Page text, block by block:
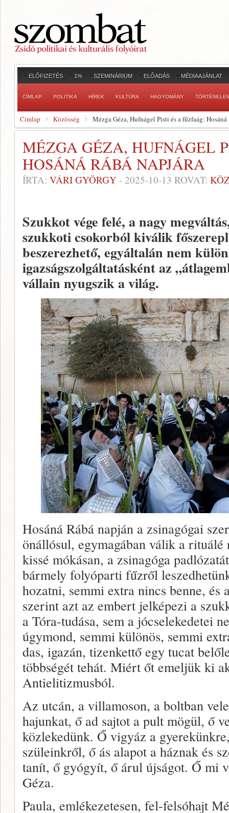
ELŐFIZETÉS 1% SZEMINÁRIUM ELŐADÁS MÉDIAAJÁNLAT
CÍMLAP POLITIKA HÍREK KULTÚRA HAGYOMÁNY
Címlap Közösség Mézga Géza, Hufnágel Pisti és a fűzfaág: Hosáná
MÉZGA GÉZA, HUFNÁGEL
HOSÁNÁ RÁBÁ NAPJÁRA
ÍRTA: VÁRI GYÖRGY - 2025-10-13 ROVAT:
Szukkot vége felé, a nagy
szukkoti csokorból kiválik
beszerezhető, egyáltalán nem
igazságszolgáltatásként az
vállain nyugszik a világ.
Hosáná Rábá napján a zsinagógai
önállósul, egymagában válik a rituálé
kissé mókásan, a zsinagóga
bármely folyóparti fűzről
hozatni, semmi extra nincs benne, és
szerint azt az embert jelképezi a
a Tóra-tudása, sem a jócselekedetei
úgymond, semmi különös, semmi
das, igazán, tizenkettő egy tucat
többségét tehát. Miért őt emeljük ki
Antielitizmusból.
Az utcán, a villamoson, a boltban
hajunkat, ő ad sajtot a pult mögül, ő
közlekedünk. Ő vigyáz a
szüleinkről, ő ás alapot a háznak és
tanít, ő gyógyít, ő árul újságot. Ő mi
Géza.
Paula, emlékezetesen, fel-felsóhajt